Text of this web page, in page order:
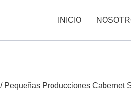
INICIO
/ Pequeñas Producciones Cabernet